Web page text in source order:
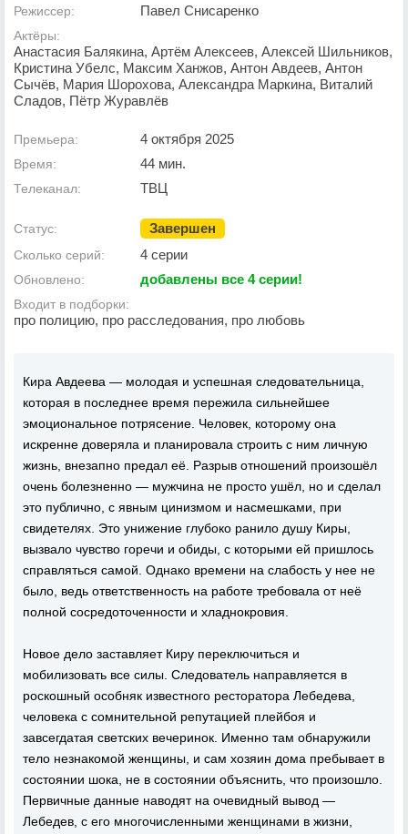
Режиссер: Павел Снисаренко
Актёры:
Анастасия Балякина, Артём Алексеев, Алексей Шильников,
Кристина Убелс, Максим Ханжов, Антон Авдеев, Антон
Сычёв, Мария Шорохова, Александра Маркина, Виталий
Сладов, Пётр Журавлёв
Премьера: 4 октября 2025
Время: 44 мин.
Телеканал: ТВЦ
Статус: Завершен
Сколько серий: 4 серии
Обновлено: добавлены все 4 серии!
Входит в подборки:
про полицию, про расследования, про любовь
Кира Авдеева — молодая и успешная следовательница,
которая в последнее время пережила сильнейшее
эмоциональное потрясение. Человек, которому она
искренне доверяла и планировала строить с ним личную
жизнь, внезапно предал её. Разрыв отношений произошёл
очень болезненно — мужчина не просто ушёл, но и сделал
это публично, с явным цинизмом и насмешками, при
свидетелях. Это унижение глубоко ранило душу Киры,
вызвало чувство горечи и обиды, с которыми ей пришлось
справляться самой. Однако времени на слабость у нее не
было, ведь ответственность на работе требовала от неё
полной сосредоточенности и хладнокровия.
Новое дело заставляет Киру переключиться и
мобилизовать все силы. Следователь направляется в
роскошный особняк известного ресторатора Лебедева,
человека с сомнительной репутацией плейбоя и
завсегдатая светских вечеринок. Именно там обнаружили
тело незнакомой женщины, и сам хозяин дома пребывает в
состоянии шока, не в состоянии объяснить, что произошло.
Первичные данные наводят на очевидный вывод —
Лебедев, с его многочисленными женщинами в жизни,